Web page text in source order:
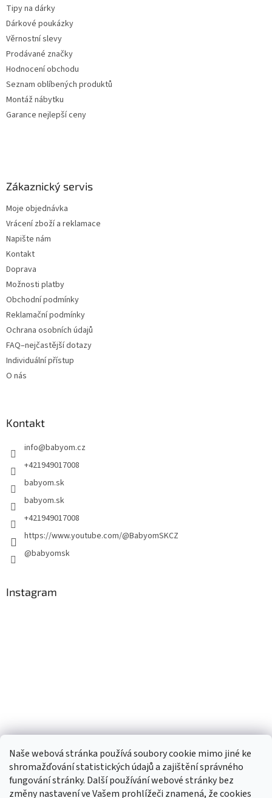
Naše webová stránka používá soubory cookie mimo jiné ke
shromažďování statistických údajů a zajištění správného
fungování stránky. Další používání webové stránky bez
změny nastavení ve Vašem prohlížeči znamená, že cookies
Tipy na dárky
Dárkové poukázky
Věrnostní slevy
Prodávané značky
Hodnocení obchodu
Seznam oblíbených produktů
Montáž nábytku
Garance nejlepší ceny
Zákaznický servis
Moje objednávka
Vrácení zboží a reklamace
Napište nám
Kontakt
Doprava
Možnosti platby
Obchodní podmínky
Reklamační podmínky
Ochrana osobních údajů
FAQ–nejčastější dotazy
Individuální přístup
O nás
Kontakt
info@babyom.cz
+421949017008
babyom.sk
babyom.sk
+421949017008
https://www.youtube.com/@BabyomSKCZ
@babyomsk
Instagram